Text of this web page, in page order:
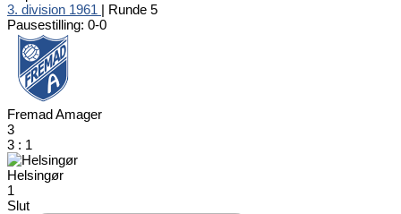
3. division 1961 | Runde 5
Pausestilling: 0-0
Fremad Amager
3
3 : 1
Helsingør
1
Slut